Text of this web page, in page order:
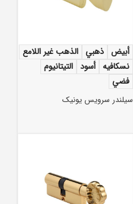
أبيض ذهبي الذهب غير اللامع
نسكافيه أسود التيتانيوم
فضي
سیلندر سرویس یونیک